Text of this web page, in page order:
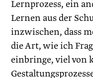
Lernprozess, ein
Lernen aus der
inzwischen, dass
die Art, wie ich
einbringe, viel von